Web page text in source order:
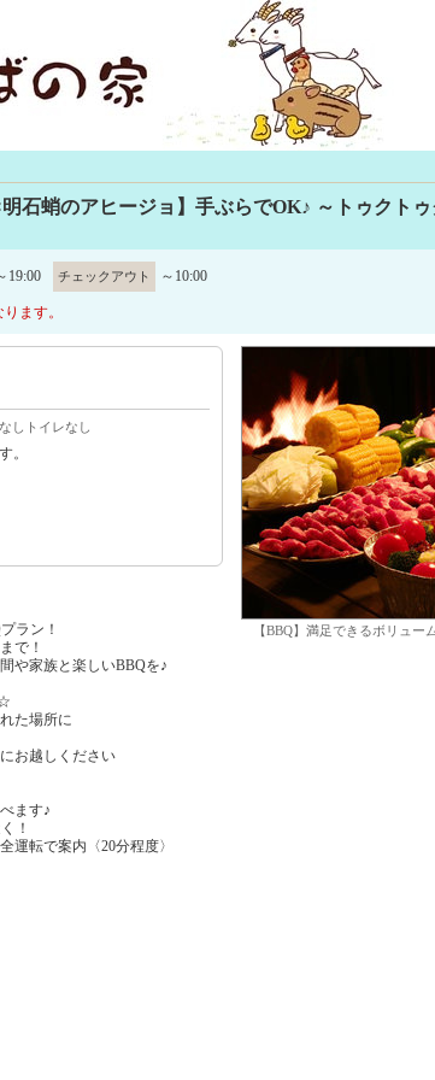
石蛸のアヒージョ】手ぶらでOK♪ ～トゥクト
19:00 チェックアウト ～10:00
ます。
しトイレなし
。
【BBQ】満足できるボリュー
ラン！
で！
や家族と楽しいBBQを♪
た場所に
お越しください
ます♪
！
運転で案内〈20分程度〉